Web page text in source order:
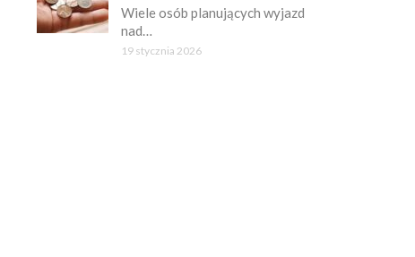
Wiele osób planujących wyjazd
nad…
19 stycznia 2026